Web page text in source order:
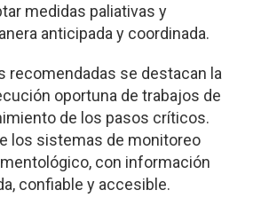
medidas paliativas y
anticipada y coordinada.
recomendadas se destacan la
oportuna de trabajos de
de los pasos críticos.
los sistemas de monitoreo
con información
confiable y accesible.